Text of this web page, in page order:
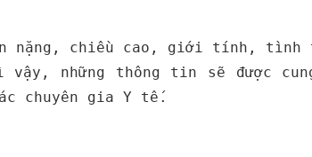
nặng, chiều cao, giới tính, tình
những thông tin sẽ được
chuyên gia Y tế.